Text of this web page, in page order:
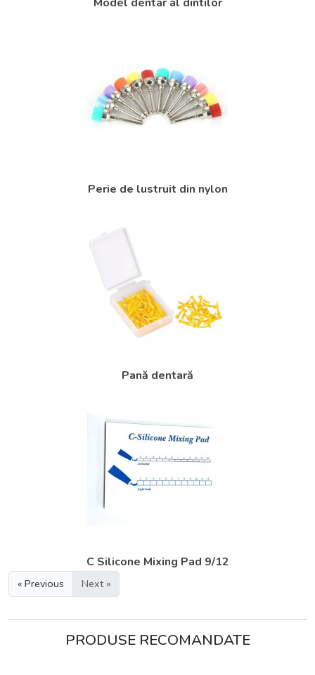
Perie de lustruit din nylon
Pană dentară
C Silicone Mixing Pad 9/12
« Previous Next »
PRODUSE RECOMANDATE